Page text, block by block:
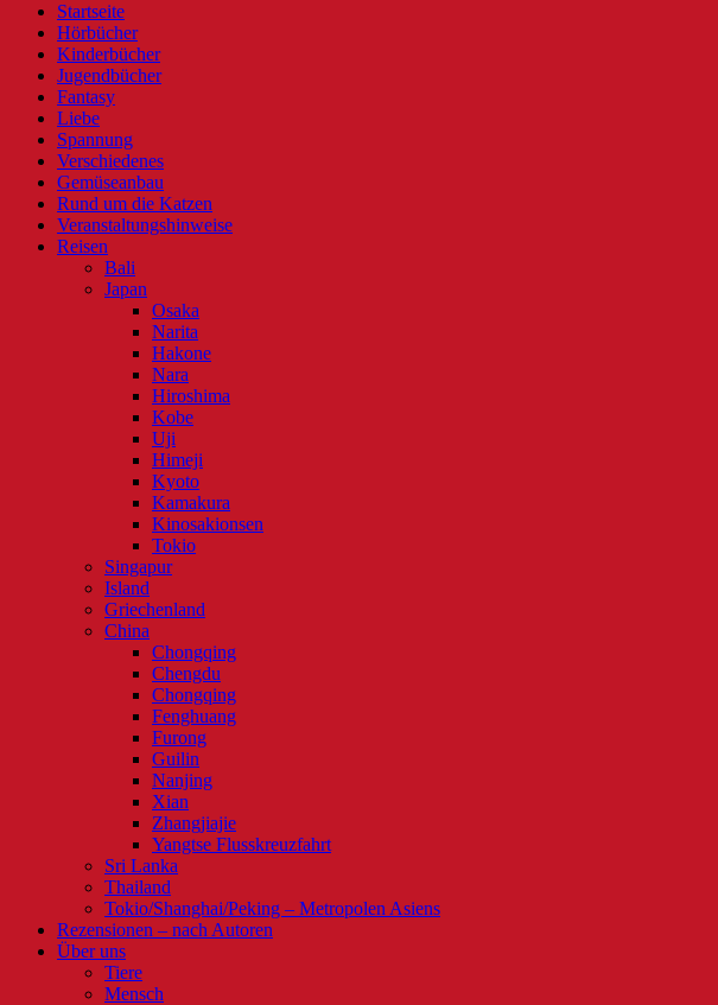
Startseite
Hörbücher
Kinderbücher
Jugendbücher
Fantasy
Liebe
Spannung
Verschiedenes
Gemüseanbau
Rund um die Katzen
Veranstaltungshinweise
Reisen
Bali
Japan
Osaka
Narita
Hakone
Nara
Hiroshima
Kobe
Uji
Himeji
Kyoto
Kamakura
Kinosakionsen
Tokio
Singapur
Island
Griechenland
China
Chongqing
Chengdu
Chongqing
Fenghuang
Furong
Guilin
Nanjing
Xian
Zhangjiajie
Yangtse Flusskreuzfahrt
Sri Lanka
Thailand
Tokio/Shanghai/Peking – Metropolen Asiens
Rezensionen – nach Autoren
Über uns
Tiere
Mensch